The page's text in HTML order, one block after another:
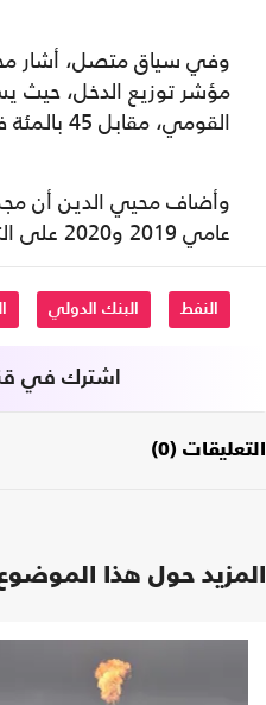
وفي سياق متصل، أشار
القومي، مقابل 45 بالمئة في أوروبا على سبيل المثال.
عامي 2019 و2020 على التوالي.
النفط البنك الدولي
اشترك في
التعليقات (0)
المزيد حول هذا